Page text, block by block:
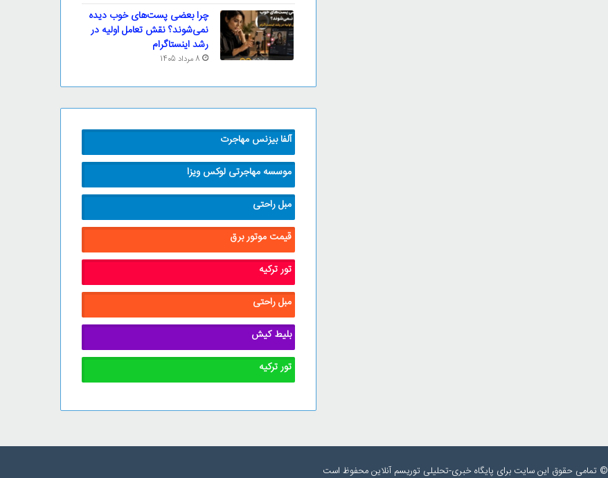
چرا بعضی پست‌های خوب دیده
نمی‌شوند؟ نقش تعامل اولیه در
رشد اینستاگرام
8 مرداد 1405
آلفا بیزنس مهاجرت
موسسه مهاجرتی لوکس ویزا
مبل راحتی
قیمت موتور برق
تور ترکیه
مبل راحتی
بلیط کیش
تور ترکیه
© تمامی حقوق این سایت برای پایگاه خبری-تحلیلی توریسم آنلاین محفوظ است